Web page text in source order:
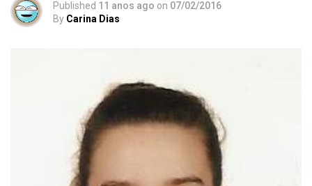
Published 11 anos ago on 07/02/2016
By Carina Dias